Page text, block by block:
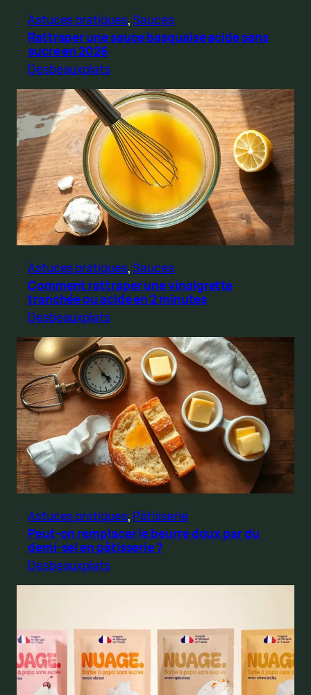
Astuces pratiques, Sauces
Rattraper une sauce basquaise acide sans
sucre en 2026
Desbeauxplats
Astuces pratiques, Sauces
Comment rattraper une vinaigrette
tranchée ou acide en 2 minutes
Desbeauxplats
Astuces pratiques, Pâtisserie
Peut-on remplacer le beurre doux par du
demi-sel en pâtisserie ?
Desbeauxplats